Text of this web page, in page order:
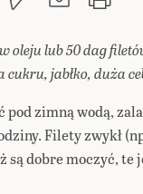
oleju lub 50 dag
cukru, jabłko, duża
pod zimną wodą,
Filety zwykł
dobre moczyć, te